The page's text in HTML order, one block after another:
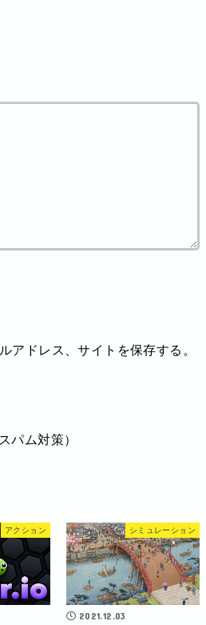
アドレス、サイトを保存する。
パム対策）
アクション シミュレーション
2021.12.03